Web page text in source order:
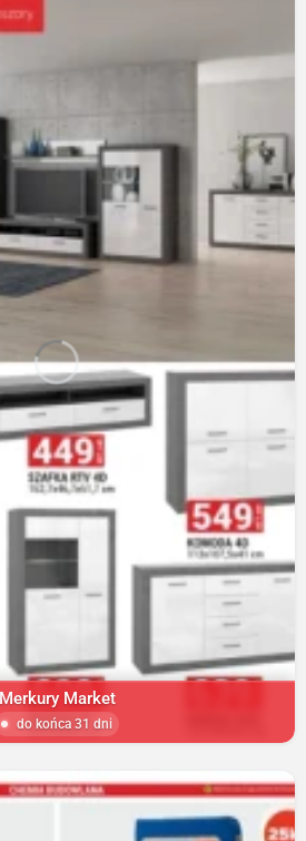
Merkury Market
do końca 31 dni